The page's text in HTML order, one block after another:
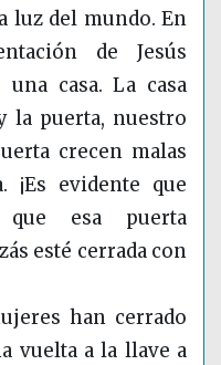
luz del mundo. En
de Jesús
casa. La casa
la puerta, nuestro
crecen malas
¡Es evidente que
esa puerta
esté cerrada con
han cerrado
vuelta a la llave a